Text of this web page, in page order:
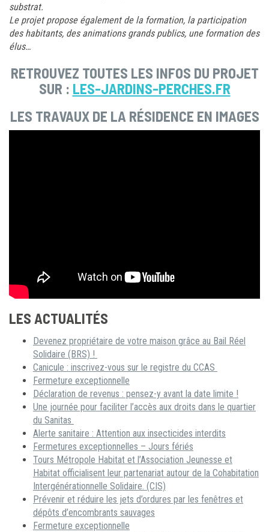
substrat.
Le projet propose également de la formation, la participation
des habitants, des animations grands publics, une formation des
élus…
RETROUVEZ TOUTES LES INFOS DU PROJET
SUR : LES-JARDINS-PERCHES.FR
LES TRAVAUX DE LA RÉSIDENCE EN IMAGES
LES ACTUALITÉS
Devenez propriétaire de votre maison grâce au Bail Réel
Solidaire (BRS) !
Canicule : inscrivez-vous sur le registre du CCAS
Fermeture exceptionnelle
Déclaration de revenus : pensez-y avant la date limite !
Une journée pour faciliter l’accès aux droits dans le quartier
du Sanitas
Alerte sanitaire : Attention aux insecticides interdits
Fermetures exceptionnelles – Jours fériés
Tours Métropole Habitat et l’Association Jeunesse et
Habitat officialisent leur partenariat autour de la Cohabitation
Intergénérationnelle Solidaire. (CIS)
Prévenir et réduire les jets d’ordures par les fenêtres et
dépôts d’encombrants sauvages
Fermeture exceptionnelle